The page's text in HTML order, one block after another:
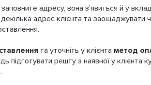
адресу, вона з’явиться й у
адрес клієнта та заощаджувати
та уточніть у клієнта метод
підготувати решту з наявної у клієнта